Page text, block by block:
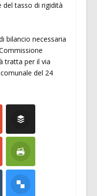
del tasso di rigidità
bilancio necessaria
tratta per il via
del 24